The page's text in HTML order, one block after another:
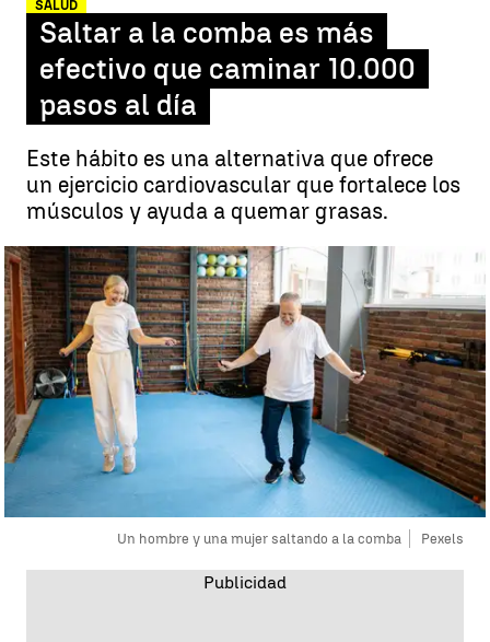
SALUD
Saltar a la comba es más
efectivo que caminar 10.000
pasos al día
Este hábito es una alternativa que ofrece
un ejercicio cardiovascular que fortalece los
músculos y ayuda a quemar grasas.
Un hombre y una mujer saltando a la comba Pexels